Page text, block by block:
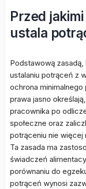
Przed
ustala
Podstawową
ustalaniu potrąceń z
ochrona minimalnego
prawa jasno
pracownika po
społeczne oraz
potrąceniu nie więcej
Ta zasada ma
świadczeń
porównaniu do
potrąceń wynosi